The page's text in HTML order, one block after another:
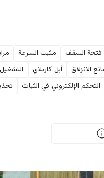
فتحة السقف مثبت السرعة
الانزلاق أبل كاربلاي
التحكم الإلكتروني في الثبات